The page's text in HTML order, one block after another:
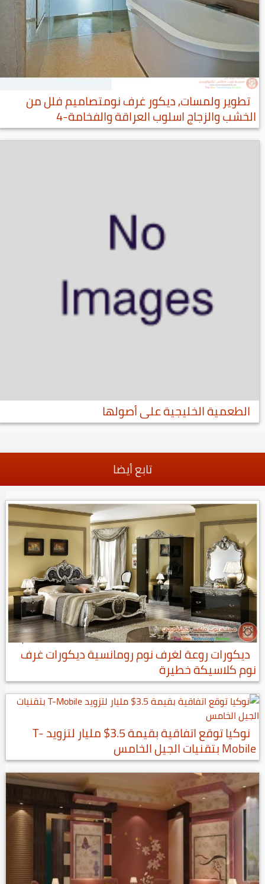
تطوير ولمسات, ديكور غرف نومتصاميم فلل من
الخشب والزجاج اسلوب العراقة والفخامة-4
الطعمية الخليجية على أصولها
تابع أيضا
ديكورات روعة لغرف نوم رومانسية ديكورات غرف
نوم كلاسيكة خطيرة
نوكيا توقع اتفاقية بقيمة 3.5$ مليار لتزويد T-
Mobile بتقنيات الجيل الخامس